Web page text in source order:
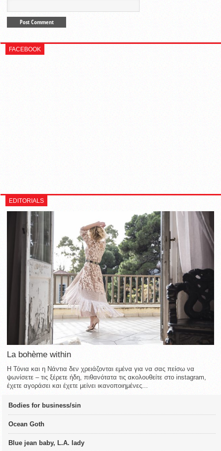
FACEBOOK
EDITORIALS
La bohème within
Η Τόνια και η Νάντια δεν χρειάζονται εμένα για να σας πείσω να
ψωνίσετε – τις ξέρετε ήδη, πιθανότατα τις ακολουθείτε στο instagram,
έχετε αγοράσει και έχετε μείνει ικανοποιημένες...
Bodies for business/sin
Ocean Goth
Blue jean baby, L.A. lady